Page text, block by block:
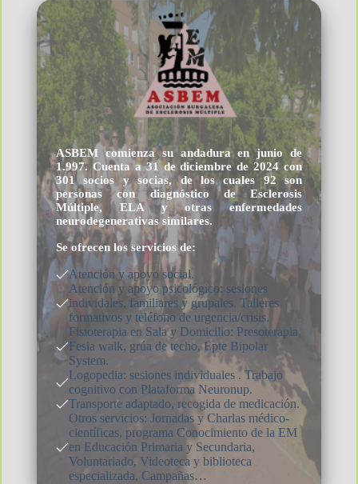
ASBEM comienza su andadura en junio de
1.997. Cuenta a 31 de diciembre de 2024 con
301 socios y socias, de los cuales 92 son
personas con diagnóstico de Esclerosis
Múltiple, ELA y otras enfermedades
neurodegenerativas similares.
Se ofrecen los servicios de:
Atención y apoyo social.
Atención y apoyo psicológico: sesiones
individales, familiares y grupales. Talleres
formativos y teléfono de urgencia/crisis.
Fisioterapia en Sala y Domicilio: Presoterapia,
Fesia walk, grúa de techo, Epte Bipolar
System.
Logopedia: sesiones individuales . Trabajo
cognitivo con Plataforma Neuronup.
Transporte adaptado, recogida de medicación.
Otros servicios: Jornadas y Charlas médico-
científicas, programa Conocimiento de la EM
en Educación Primaria y Secundaria,
Voluntariado, Videoteca y biblioteca
especializada, Campañas…